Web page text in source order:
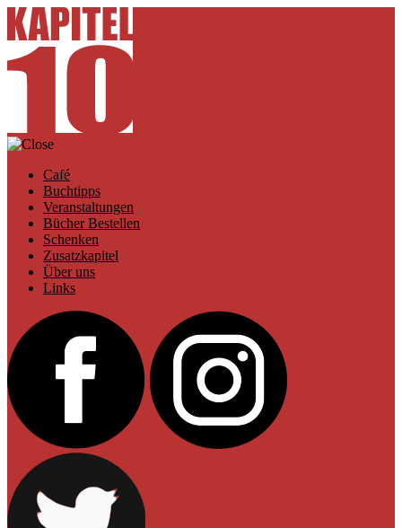
Café
Buchtipps
Veranstaltungen
Bücher Bestellen
Schenken
Zusatzkapitel
Über uns
Links